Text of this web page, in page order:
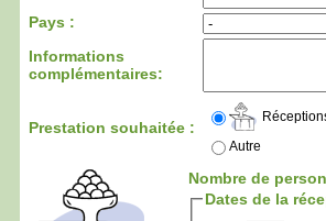
Pays :
Informations
complémentaires:
Prestation souhaitée :
Autre
Nombre de
Dates de la